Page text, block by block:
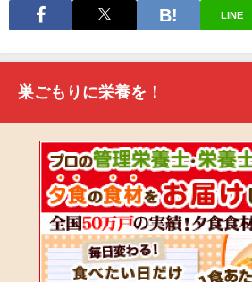
LINE
巣ごもりに栄養を！